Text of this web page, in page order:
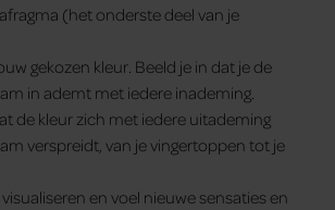
(het onderste deel van je
gekozen kleur. Beeld je in dat je de
in ademt met iedere inademing.
de kleur zich met iedere uitademing
verspreidt, van je vingertoppen tot je
en voel nieuwe sensaties en